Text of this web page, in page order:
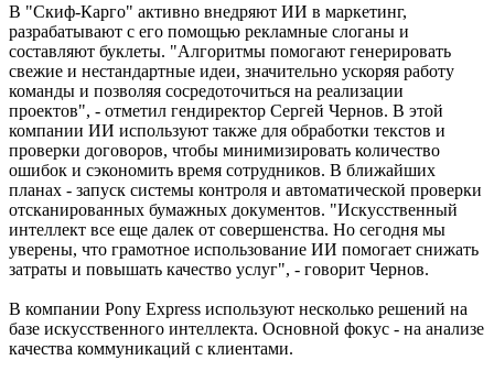
В "Скиф-Карго" активно внедряют ИИ в маркетинг,
разрабатывают с его помощью рекламные слоганы и
составляют буклеты. "Алгоритмы помогают генерировать
свежие и нестандартные идеи, значительно ускоряя работу
команды и позволяя сосредоточиться на реализации
проектов", - отметил гендиректор Сергей Чернов. В этой
компании ИИ используют также для обработки текстов и
проверки договоров, чтобы минимизировать количество
ошибок и сэкономить время сотрудников. В ближайших
планах - запуск системы контроля и автоматической проверки
отсканированных бумажных документов. "Искусственный
интеллект все еще далек от совершенства. Но сегодня мы
уверены, что грамотное использование ИИ помогает снижать
затраты и повышать качество услуг", - говорит Чернов.
В компании Pony Express используют несколько решений на
базе искусственного интеллекта. Основной фокус - на анализе
качества коммуникаций с клиентами.